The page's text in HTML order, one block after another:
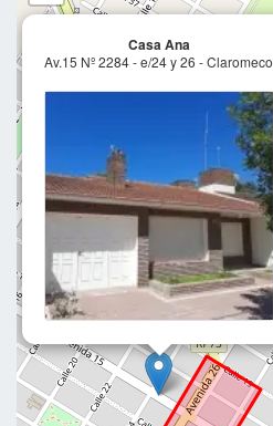
Casa Ana
Av.15 Nº 2284 - e/24 y 26 - Claromeco